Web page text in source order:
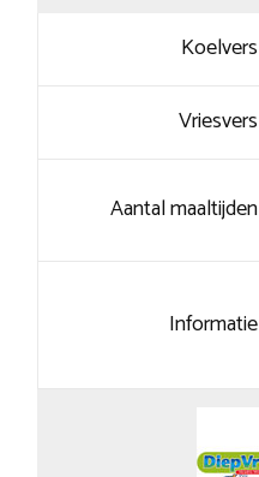
Koelvers
Vriesvers
Aantal maaltijden
Informatie